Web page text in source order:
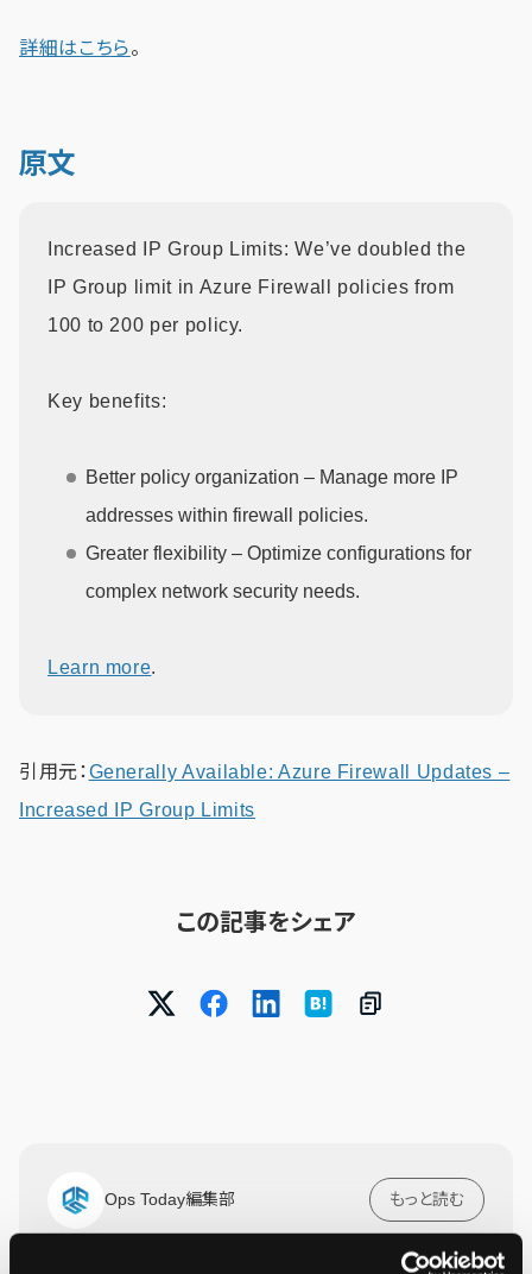
詳細はこちら。
原文
Increased IP Group Limits: We’ve doubled the
IP Group limit in Azure Firewall policies from
100 to 200 per policy.
Key benefits:
Better policy organization – Manage more IP
addresses within firewall policies.
Greater flexibility – Optimize configurations for
complex network security needs.
Learn more.
引用元：Generally Available: Azure Firewall Updates –
Increased IP Group Limits
この記事をシェア
Ops Today編集部 もっと読む
24時間365日のシステム運用監視サービス「JIG-SAW OPS」